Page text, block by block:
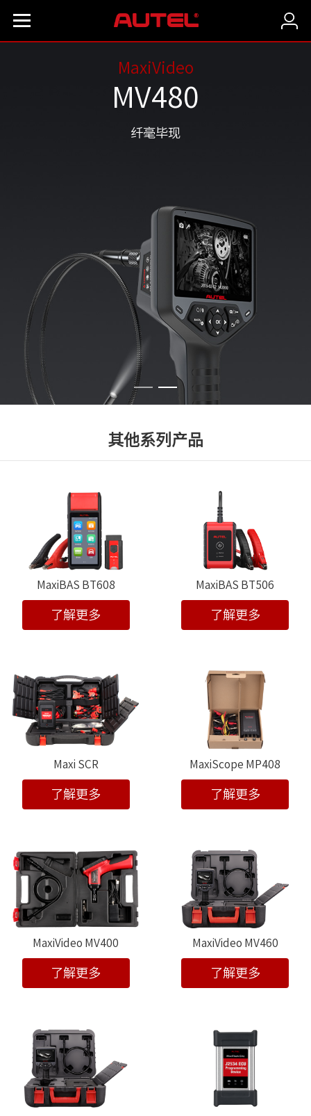
MaxiVideo
MV480
纤毫毕现
其他系列产品
MaxiBAS BT608
了解更多
MaxiBAS BT506
了解更多
Maxi SCR
了解更多
MaxiScope MP408
了解更多
MaxiVideo MV400
了解更多
MaxiVideo MV460
了解更多